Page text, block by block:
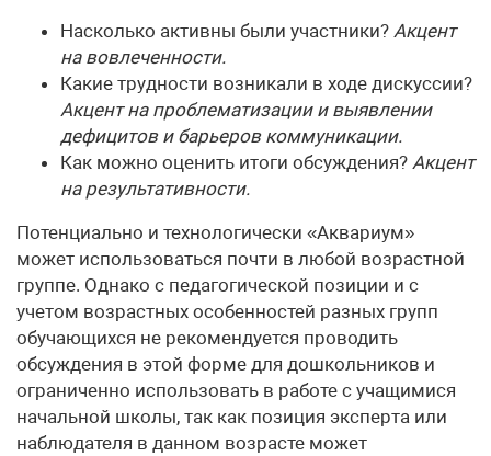
Насколько активны были участники? Акцент
на вовлеченности.
Какие трудности возникали в ходе дискуссии?
Акцент на проблематизации и выявлении
дефицитов и барьеров коммуникации.
Как можно оценить итоги обсуждения? Акцент
на результативности.
Потенциально и технологически «Аквариум»
может использоваться почти в любой возрастной
группе. Однако с педагогической позиции и с
учетом возрастных особенностей разных групп
обучающихся не рекомендуется проводить
обсуждения в этой форме для дошкольников и
ограниченно использовать в работе с учащимися
начальной школы, так как позиция эксперта или
наблюдателя в данном возрасте может